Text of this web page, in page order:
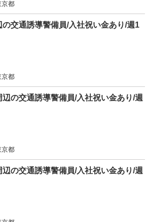
京都
の交通誘導警備員/入社祝い金あり/週1
京都
辺の交通誘導警備員/入社祝い金あり/週
京都
辺の交通誘導警備員/入社祝い金あり/週